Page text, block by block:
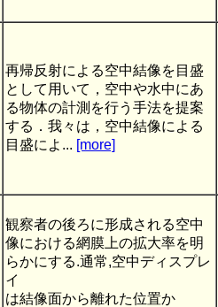
再帰反射による空中結像を目盛
として用いて，空中や水中にあ
る物体の計測を行う手法を提案
する．我々は，空中結像による
目盛によ... [more]
観察者の後ろに形成される空中
像における網膜上の拡大率を明
らかにする.通常,空中ディスプレ
イ
は結像面から離れた位置か